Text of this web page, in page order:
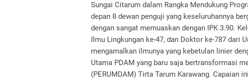
Sungai Citarum dalam Rangka Mendukung
depan 8 dewan penguji yang keseluruhannya
dengan sangat memuaskan dengan IPK 3.90.
Ilmu Lingkungan ke-47, dan Doktor ke-787 dari
mengamalkan ilmunya yang kebetulan linier
Utama PDAM yang baru saja bertransformasi
(PERUMDAM) Tirta Tarum Karawang.